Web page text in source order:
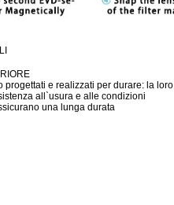
progettati e realizzati per durare: la loro
all`usura e alle condizioni
una lunga durata